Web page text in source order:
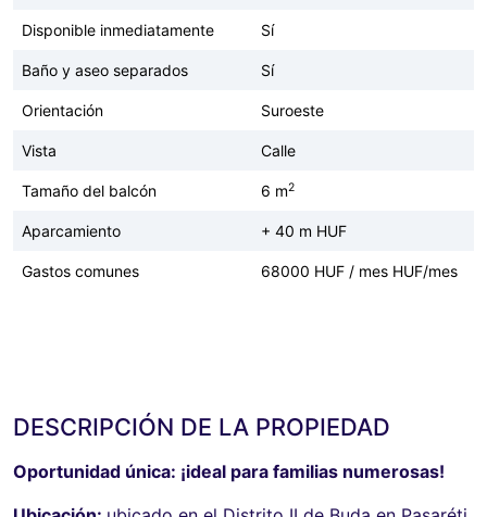
Disponible inmediatamente Sí
Baño y aseo separados Sí
Orientación Suroeste
Vista Calle
Tamaño del balcón 6 m2
Aparcamiento + 40 m HUF
Gastos comunes 68000 HUF / mes HUF/mes
DESCRIPCIÓN DE LA PROPIEDAD
Oportunidad única: ¡ideal para familias numerosas!